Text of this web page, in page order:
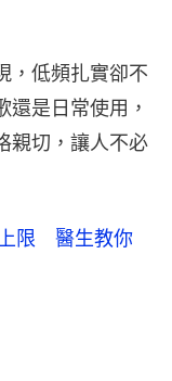
，低頻扎實卻不
還是日常使用，
親切，讓人不必
限 醫生教你